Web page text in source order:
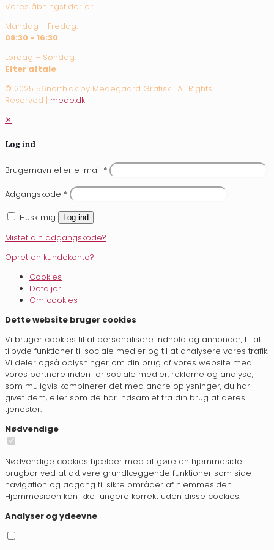
Vores åbningstider er:
Mandag - Fredag:
08:30 - 16:30
Lørdag – Søndag:
Efter aftale
© 2025 56north.dk by Medegaard Grafisk | All Rights
Reserved | mede.dk
✕
Log ind
Brugernavn eller e-mail *
Adgangskode *
Husk mig
Log ind
Mistet din adgangskode?
Opret en kundekonto?
Cookies
Detaljer
Om cookies
Dette website bruger cookies
Vi bruger cookies til at personalisere indhold og annoncer, til at
tilbyde funktioner til sociale medier og til at analysere vores trafik.
Vi deler også oplysninger om din brug af vores website med
vores partnere inden for sociale medier, reklame og analyse,
som muligvis kombinerer det med andre oplysninger, du har
givet dem, eller som de har indsamlet fra din brug af deres
tjenester.
Nødvendige
Nødvendige cookies hjælper med at gøre en hjemmeside
brugbar ved at aktivere grundlæggende funktioner som side-
navigation og adgang til sikre områder af hjemmesiden.
Hjemmesiden kan ikke fungere korrekt uden disse cookies.
Analyser og ydeevne